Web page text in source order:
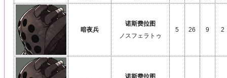
暗夜兵
诺斯费拉图
ノスフェラトゥ
5 26 9 2
诺斯费拉图